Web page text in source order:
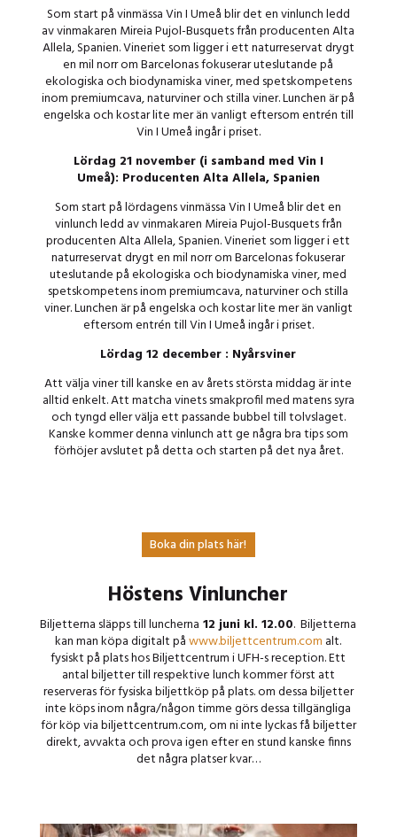
Som start på vinmässa Vin I Umeå blir det en vinlunch ledd
av vinmakaren Mireia Pujol-Busquets från producenten Alta
Allela, Spanien. Vineriet som ligger i ett naturreservat drygt
en mil norr om Barcelonas fokuserar uteslutande på
ekologiska och biodynamiska viner, med spetskompetens
inom premiumcava, naturviner och stilla viner. Lunchen är på
engelska och kostar lite mer än vanligt eftersom entrén till
Vin I Umeå ingår i priset.
Lördag 21 november (i samband med Vin I
Umeå): Producenten Alta Allela, Spanien
Som start på lördagens vinmässa Vin I Umeå blir det en
vinlunch ledd av vinmakaren Mireia Pujol-Busquets från
producenten Alta Allela, Spanien. Vineriet som ligger i ett
naturreservat drygt en mil norr om Barcelonas fokuserar
uteslutande på ekologiska och biodynamiska viner, med
spetskompetens inom premiumcava, naturviner och stilla
viner. Lunchen är på engelska och kostar lite mer än vanligt
eftersom entrén till Vin I Umeå ingår i priset.
Lördag 12 december : Nyårsviner
Att välja viner till kanske en av årets största middag är inte
alltid enkelt. Att matcha vinets smakprofil med matens syra
och tyngd eller välja ett passande bubbel till tolvslaget.
Kanske kommer denna vinlunch att ge några bra tips som
förhöjer avslutet på detta och starten på det nya året.
Boka din plats här!
Höstens Vinluncher
Biljetterna släpps till luncherna 12 juni kl. 12.00. Biljetterna
kan man köpa digitalt påwww.biljettcentrum.com alt.
fysiskt på plats hos Biljettcentrum i UFH-s reception. Ett
antal biljetter till respektive lunch kommer först att
reserveras för fysiska biljettköp på plats. om dessa biljetter
inte köps inom några/någon timme görs dessa tillgängliga
för köp via biljettcentrum.com, om ni inte lyckas få biljetter
direkt, avvakta och prova igen efter en stund kanske finns
det några platser kvar…